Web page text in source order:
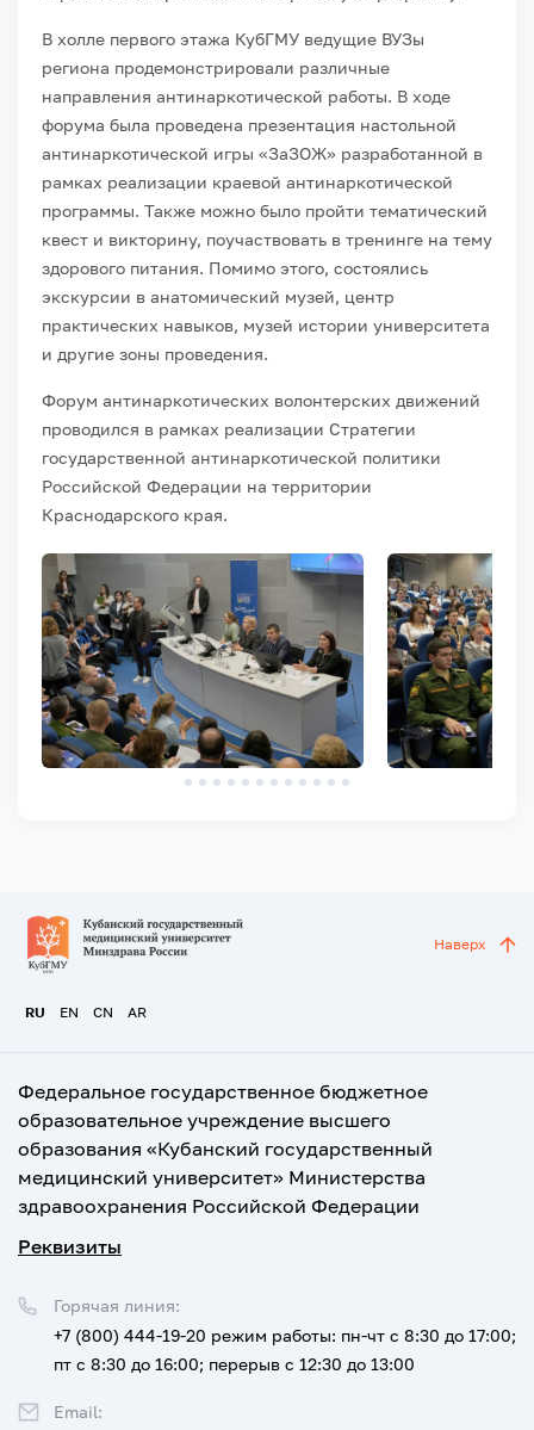
В холле первого этажа КубГМУ ведущие ВУЗы
региона продемонстрировали различные
направления антинаркотической работы. В ходе
форума была проведена презентация настольной
антинаркотической игры «ЗаЗОЖ» разработанной в
рамках реализации краевой антинаркотической
программы. Также можно было пройти тематический
квест и викторину, поучаствовать в тренинге на тему
здорового питания. Помимо этого, состоялись
экскурсии в анатомический музей, центр
практических навыков, музей истории университета
и другие зоны проведения.
Форум антинаркотических волонтерских движений
проводился в рамках реализации Стратегии
государственной антинаркотической политики
Российской Федерации на территории
Краснодарского края.
RU EN CN AR
Наверх
Федеральное государственное бюджетное
образовательное учреждение высшего
образования «Кубанский государственный
медицинский университет» Министерства
здравоохранения Российской Федерации
Реквизиты
Горячая линия:
+7 (800) 444-19-20 режим работы: пн-чт с 8:30 до 17:00;
пт с 8:30 до 16:00; перерыв с 12:30 до 13:00
Email: